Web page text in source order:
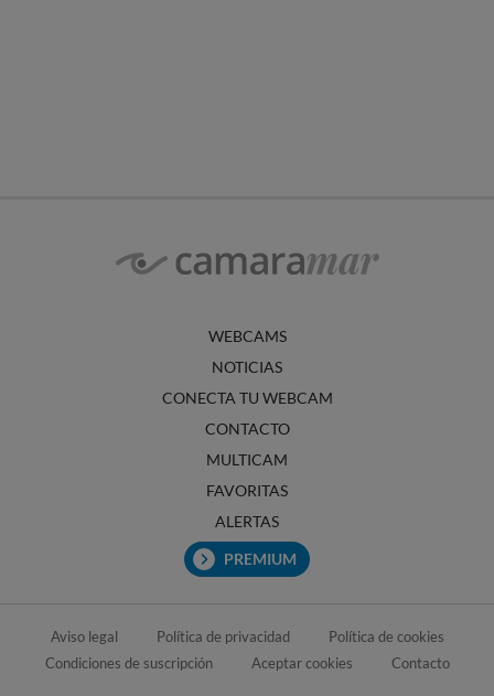
WEBCAMS
NOTICIAS
CONECTA TU WEBCAM
CONTACTO
MULTICAM
FAVORITAS
ALERTAS
PREMIUM
Aviso legal Política de privacidad
Política de cookies
Condiciones de suscripción
Aceptar cookies Contacto